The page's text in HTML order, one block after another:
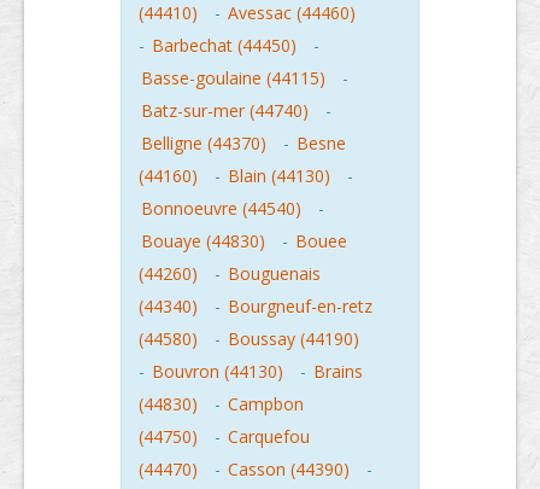
(44410)
- Avessac (44460)
- Barbechat (44450)
-
Basse-goulaine (44115)
-
Batz-sur-mer (44740)
-
Belligne (44370)
- Besne
(44160)
- Blain (44130)
-
Bonnoeuvre (44540)
-
Bouaye (44830)
- Bouee
(44260)
- Bouguenais
(44340)
- Bourgneuf-en-retz
(44580)
- Boussay (44190)
- Bouvron (44130) - Brains
(44830)
- Campbon
(44750)
- Carquefou
(44470)
- Casson (44390)
-